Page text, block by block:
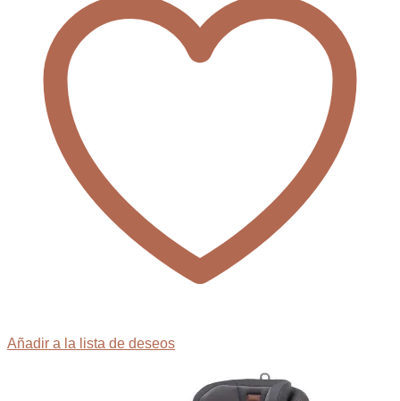
Añadir a la lista de deseos